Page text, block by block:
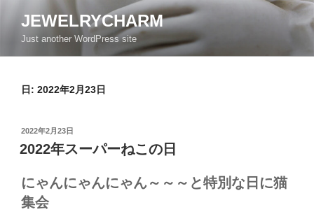
ン
JEWELRYCHARM
Just another WordPress site
日: 2022年2月23日
投
稿
日:
2022年2月23日
2022年スーパーねこの日
にゃんにゃんにゃん～～～と特別な日に猫
集会